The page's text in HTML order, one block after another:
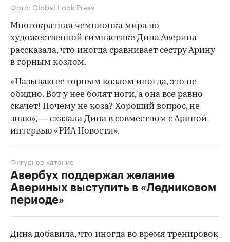
Фото: Global Look Press
Многократная чемпионка мира по
художественной гимнастике Дина Аверина
рассказала, что иногда сравнивает сестру Арину
в горным козлом.
«Называю ее горным козлом иногда, это не
обидно. Вот у нее болят ноги, а она все равно
скачет! Почему не коза? Хороший вопрос, не
знаю», — сказала Дина в совместном с Ариной
интервью «РИА Новости».
Авербух поддержал желание
Авериных выступить в «Ледниковом
периоде»
Фигурное катание
Дина добавила, что иногда во время тренировок